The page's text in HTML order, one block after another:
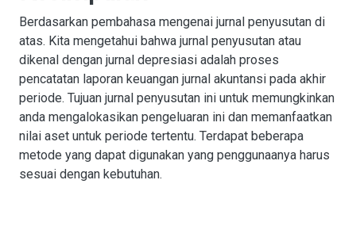
Berdasarkan pembahasa mengenai jurnal penyusutan di
atas. Kita mengetahui bahwa jurnal penyusutan atau
dikenal dengan jurnal depresiasi adalah proses
pencatatan laporan keuangan jurnal akuntansi pada akhir
periode. Tujuan jurnal penyusutan ini untuk memungkinkan
anda mengalokasikan pengeluaran ini dan memanfaatkan
nilai aset untuk periode tertentu. Terdapat beberapa
metode yang dapat digunakan yang penggunaanya harus
sesuai dengan kebutuhan.